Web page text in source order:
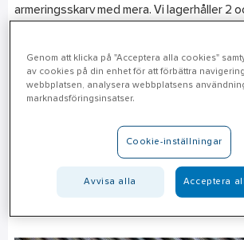
armeringsskarv med mera. Vi lagerhåller 2
Du kan välja bland rostfritt, blankförzinkat,
obehandlat utförande. Många av dem kan
Välkommen att kontakta någon avvåra
betongkomplement för hjälp med ditt
vårt unika och breda produktutbud ivår
Genom att klicka på "Acceptera alla cookies"
av cookies på din enhet för att förbättra
webbplatsen, analysera webbplatsens
marknadsföringsinsatser.
Cookie-inställningar
Avvisa alla Acceptera